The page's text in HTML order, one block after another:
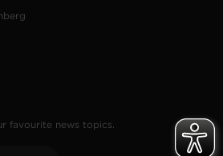
favourite news topics.